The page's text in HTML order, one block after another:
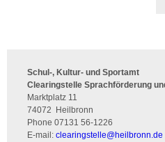
Schul-, Kultur- und Sportamt
Clearingstelle Sprachförderung
Marktplatz 11
74072
Heilbronn
Phone 07131 56-1226
E-mail: clearingstelle@heilbronn.de